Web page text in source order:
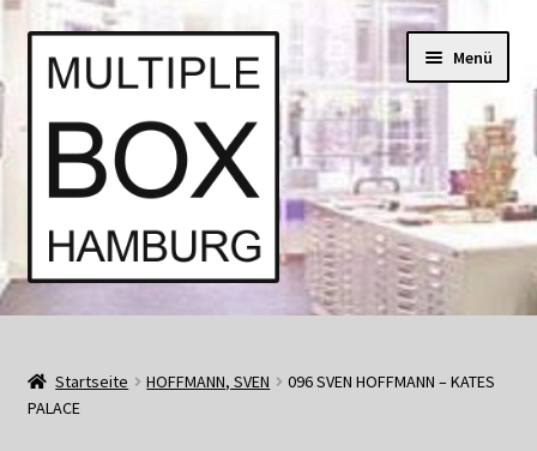
Zur
Navigation
Springe
zum
Menü
Start
AGBStartseite HOFFMANN, SVEN
096 SVEN HOFFMANN – KATES
PALACE